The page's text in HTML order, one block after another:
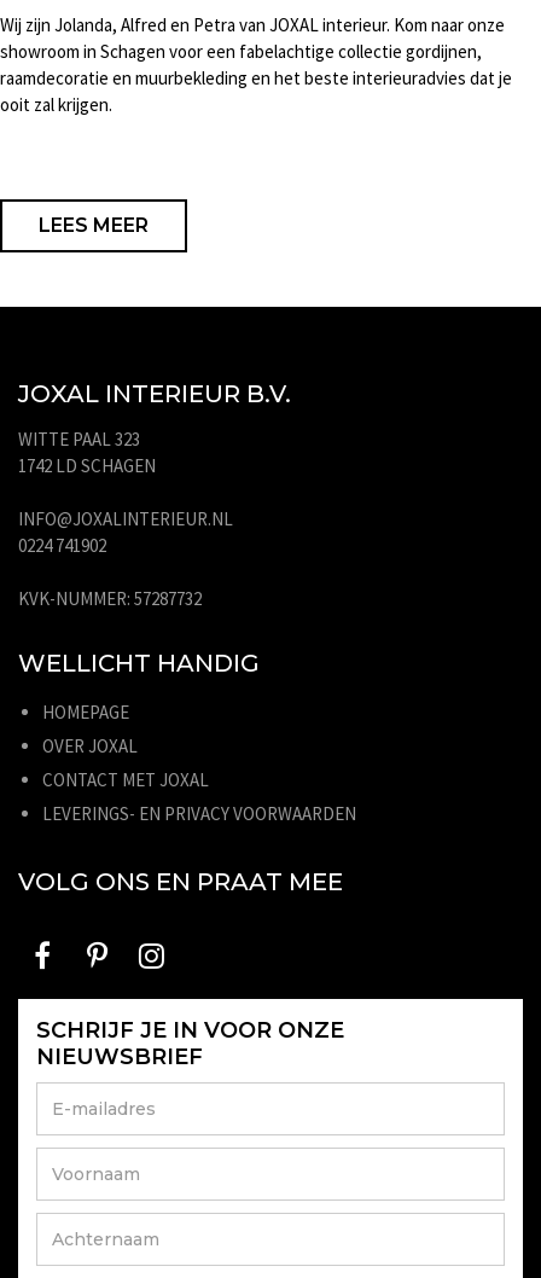
Wij zijn Jolanda, Alfred en Petra van JOXAL interieur. Kom naar onze
showroom in Schagen voor een fabelachtige collectie gordijnen,
raamdecoratie en muurbekleding en het beste interieuradvies dat je
ooit zal krijgen.
LEES MEER
JOXAL INTERIEUR B.V.
WITTE PAAL 323
1742 LD SCHAGEN
INFO@JOXALINTERIEUR.NL
0224 741902
KVK-NUMMER: 57287732
WELLICHT HANDIG
HOMEPAGE
OVER JOXAL
CONTACT MET JOXAL
LEVERINGS- EN PRIVACY VOORWAARDEN
VOLG ONS EN PRAAT MEE
SCHRIJF JE IN VOOR ONZE
NIEUWSBRIEF